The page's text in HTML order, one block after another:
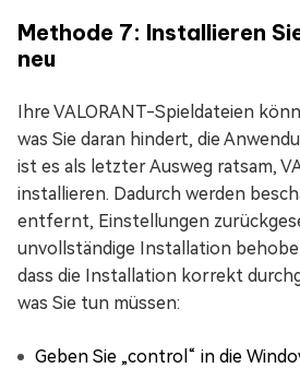
Methode 7: Installieren
neu
Ihre VALORANT-Spieldateien
was Sie daran hindert, die
ist es als letzter Ausweg ratsam,
installieren. Dadurch werden
entfernt, Einstellungen
unvollständige Installation
dass die Installation korrekt
was Sie tun müssen:
Geben Sie „control“ in die